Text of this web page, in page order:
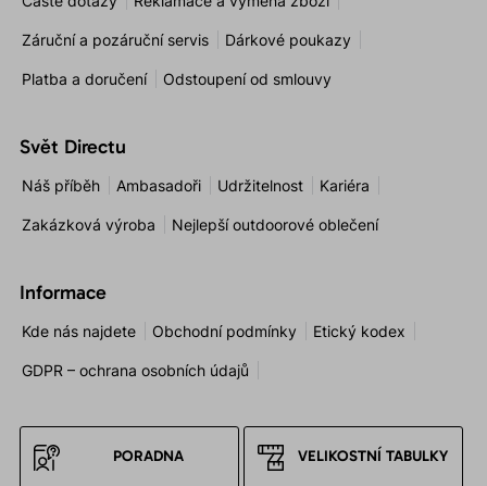
Záruční a pozáruční servis Dárkové poukazy
Platba a doručení Odstoupení od smlouvy
Svět Directu
Náš příběh Ambasadoři Udržitelnost Kariéra
Zakázková výroba Nejlepší outdoorové oblečení
Informace
Kde nás najdete Obchodní podmínky Etický kodex
GDPR – ochrana osobních údajů
PORADNA VELIKOSTNÍ TABULKY